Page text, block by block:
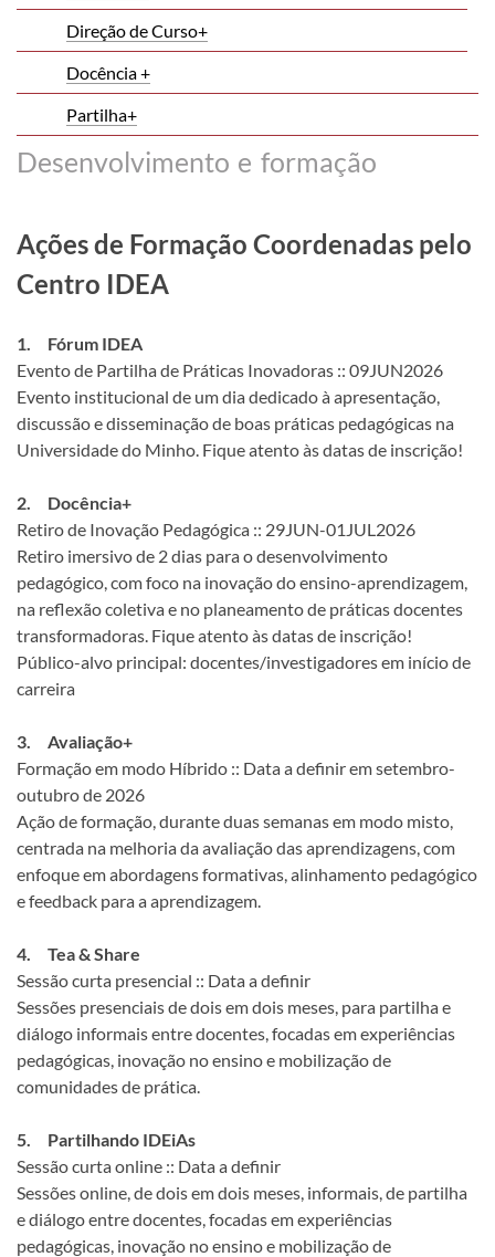
Direção de Curso+
​Docência +
​Partilha+
Desenvolvimento e formação
Ações de Formação Coordenadas pelo
Centro IDEA
1. Fórum IDEA
Evento de Partilha de Práticas Inovadoras :: 09JUN2026
Evento institucional de um dia dedicado à apresentação,
discussão e disseminação de boas práticas pedagógicas na
Universidade do Minho. Fique atento às datas de inscrição!
2. Docência+
Retiro de Inovação Pedagógica :: 29JUN-01JUL2026
Retiro imersivo de 2 dias para o desenvolvimento
pedagógico, com foco na inovação do ensino-aprendizagem,
na reflexão coletiva e no planeamento de práticas docentes
transformadoras. Fique atento às datas de inscrição!
Público-alvo principal: docentes/investigadores em início de
carreira
3. Avaliação+
Formação em modo Híbrido :: Data a definir em setembro-
outubro de 2026
Ação de formação, durante duas semanas em modo misto,
centrada na melhoria da avaliação das aprendizagens, com
enfoque em abordagens formativas, alinhamento pedagógico
e feedback para a aprendizagem.
4. Tea & Share
Sessão curta presencial :: Data a definir
Sessões presenciais de dois em dois meses, para partilha e
diálogo informais entre docentes, focadas em experiências
pedagógicas, inovação no ensino e mobilização de
comunidades de prática.
5. Partilhando IDEiAs
Sessão curta online :: Data a definir
Sessões online, de dois em dois meses, informais, de partilha
e diálogo entre docentes, focadas em experiências
pedagógicas, inovação no ensino e mobilização de